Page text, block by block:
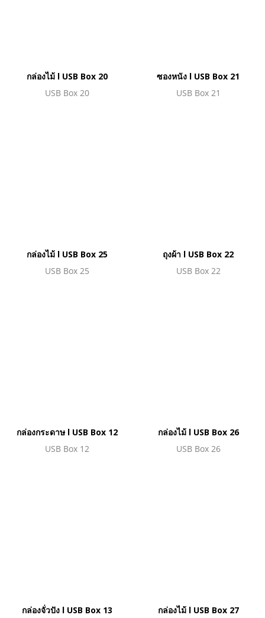
กล่องไม้ l USB Box 20
USB Box 20
ซองหนัง l USB Box 21
USB Box 21
กล่องไม้ l USB Box 25
USB Box 25
ถุงผ้า l USB Box 22
USB Box 22
กล่องกระดาษ l USB Box 12
USB Box 12
กล่องไม้ l USB Box 26
USB Box 26
กล่องจั่วปัง l USB Box 13
กล่องไม้ l USB Box 27